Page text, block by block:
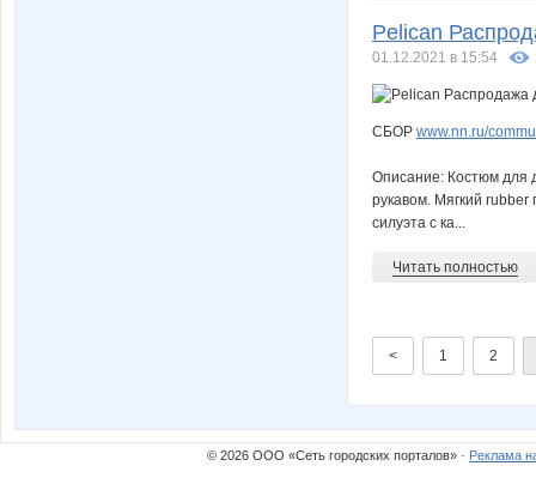
Pelican
01.12.2021 в 15:54
СБОР www.nn.ru/
Описание: Костюм для
рукавом. Мягкий
силуэта с ка...
Читать полностью
< 1 2
© 2026 ООО «Сеть городских порталов» · Реклама